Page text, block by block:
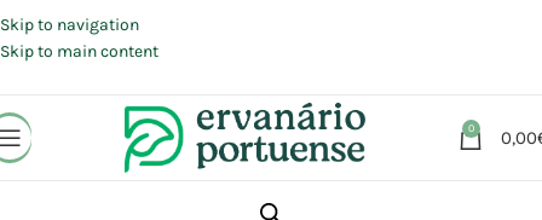
Skip to navigation
Skip to main content
0 0,00